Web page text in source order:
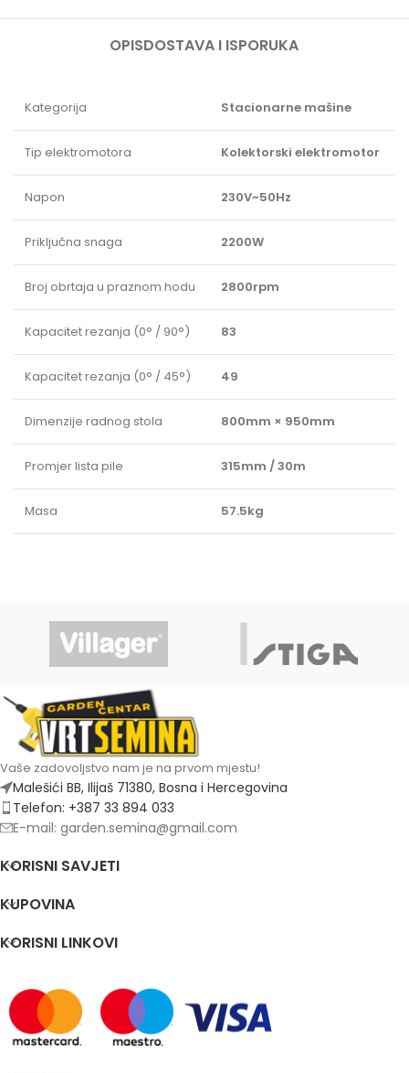
OPISDOSTAVA I ISPORUKA
Kategorija Stacionarne mašine
Tip elektromotora Kolektorski elektromotor
Napon 230V~50Hz
Priključna snaga 2200W
Broj obrtaja u praznom hodu 2800rpm
Kapacitet rezanja (0° / 90°) 83
Kapacitet rezanja (0° / 45°) 49
Dimenzije radnog stola 800mm × 950mm
Promjer lista pile 315mm / 30m
Masa 57.5kg
Vaše zadovoljstvo nam je na prvom mjestu!
Malešići BB, Ilijaš 71380, Bosna i Hercegovina
Telefon: +387 33 894 033
E-mail: garden.semina@gmail.com
KORISNI SAVJETI
KUPOVINA
KORISNI LINKOVI